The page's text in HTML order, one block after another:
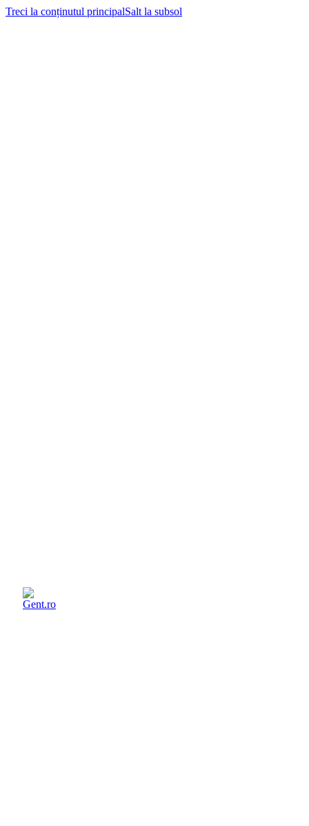
Treci la conținutul principalSalt la subsol